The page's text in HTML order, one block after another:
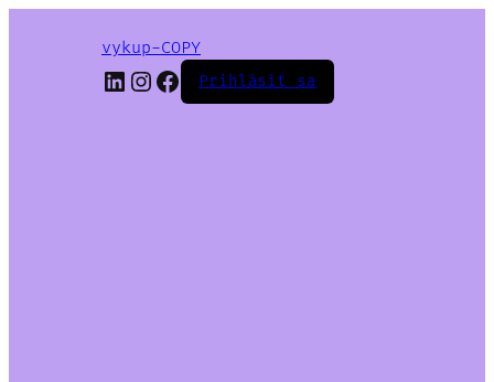
vykup-COPY
LinkedIn
Instagram
Facebook
Prihlásiť sa